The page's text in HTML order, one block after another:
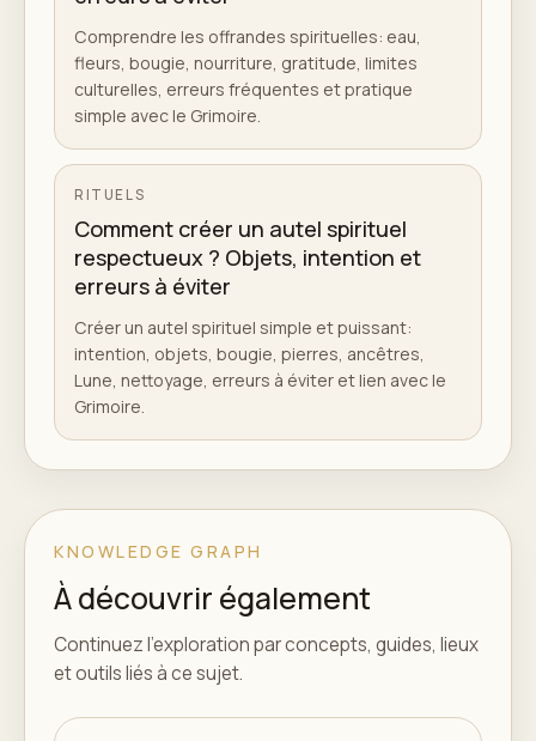
Comprendre les offrandes spirituelles: eau,
fleurs, bougie, nourriture, gratitude, limites
culturelles, erreurs fréquentes et pratique
simple avec le Grimoire.
RITUELS
Comment créer un autel spirituel
respectueux ? Objets, intention et
erreurs à éviter
Créer un autel spirituel simple et puissant:
intention, objets, bougie, pierres, ancêtres,
Lune, nettoyage, erreurs à éviter et lien avec le
Grimoire.
KNOWLEDGE GRAPH
À découvrir également
Continuez l'exploration par concepts, guides, lieux
et outils liés à ce sujet.